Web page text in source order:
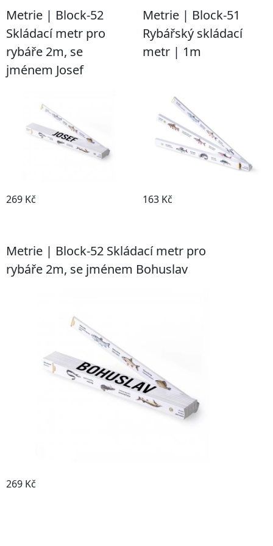
Metrie | Block-52
Skládací metr pro
rybáře 2m, se
jménem Josef
269 Kč
Metrie | Block-51
Rybářský skládací
metr | 1m
163 Kč
Metrie | Block-52 Skládací metr pro
rybáře 2m, se jménem Bohuslav
269 Kč